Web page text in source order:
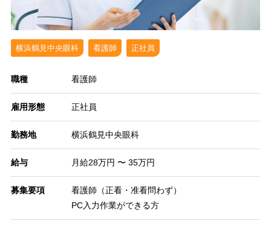
横浜鶴見中央眼科 看護師 正社員
職種 看護師
雇用形態 正社員
勤務地 横浜鶴見中央眼科
給与 月給28万円 〜 35万円
募集要項
看護師（正看・准看問わず）
PC入力作業ができる方